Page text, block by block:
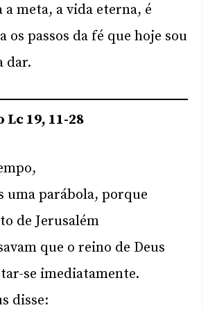
a meta, a vida eterna, é
os passos da fé que hoje sou
dar.
Lc 19, 11-28
uma parábola, porque
de Jerusalém
que o reino de Deus
se imediatamente.
disse: